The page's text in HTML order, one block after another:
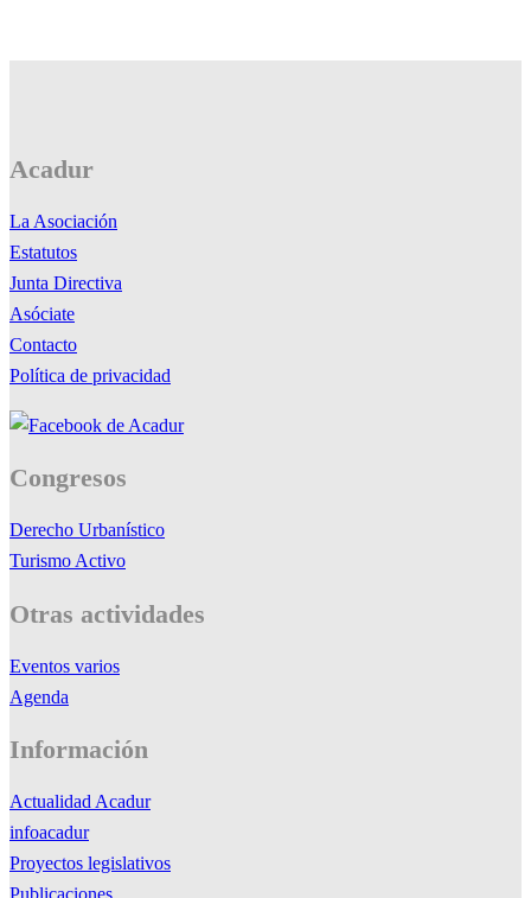
Acadur
La Asociación
Estatutos
Junta Directiva
Asóciate
Contacto
Política de privacidad
Congresos
Derecho Urbanístico
Turismo Activo
Otras actividades
Eventos varios
Agenda
Información
Actualidad Acadur
infoacadur
Proyectos legislativos